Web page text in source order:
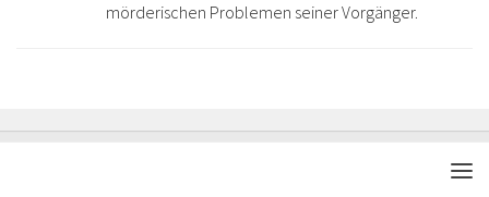
mörderischen Problemen seiner Vorgänger.